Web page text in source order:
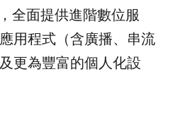
全面提供進階數位服
用程式（含廣播、串流
更為豐富的個人化設